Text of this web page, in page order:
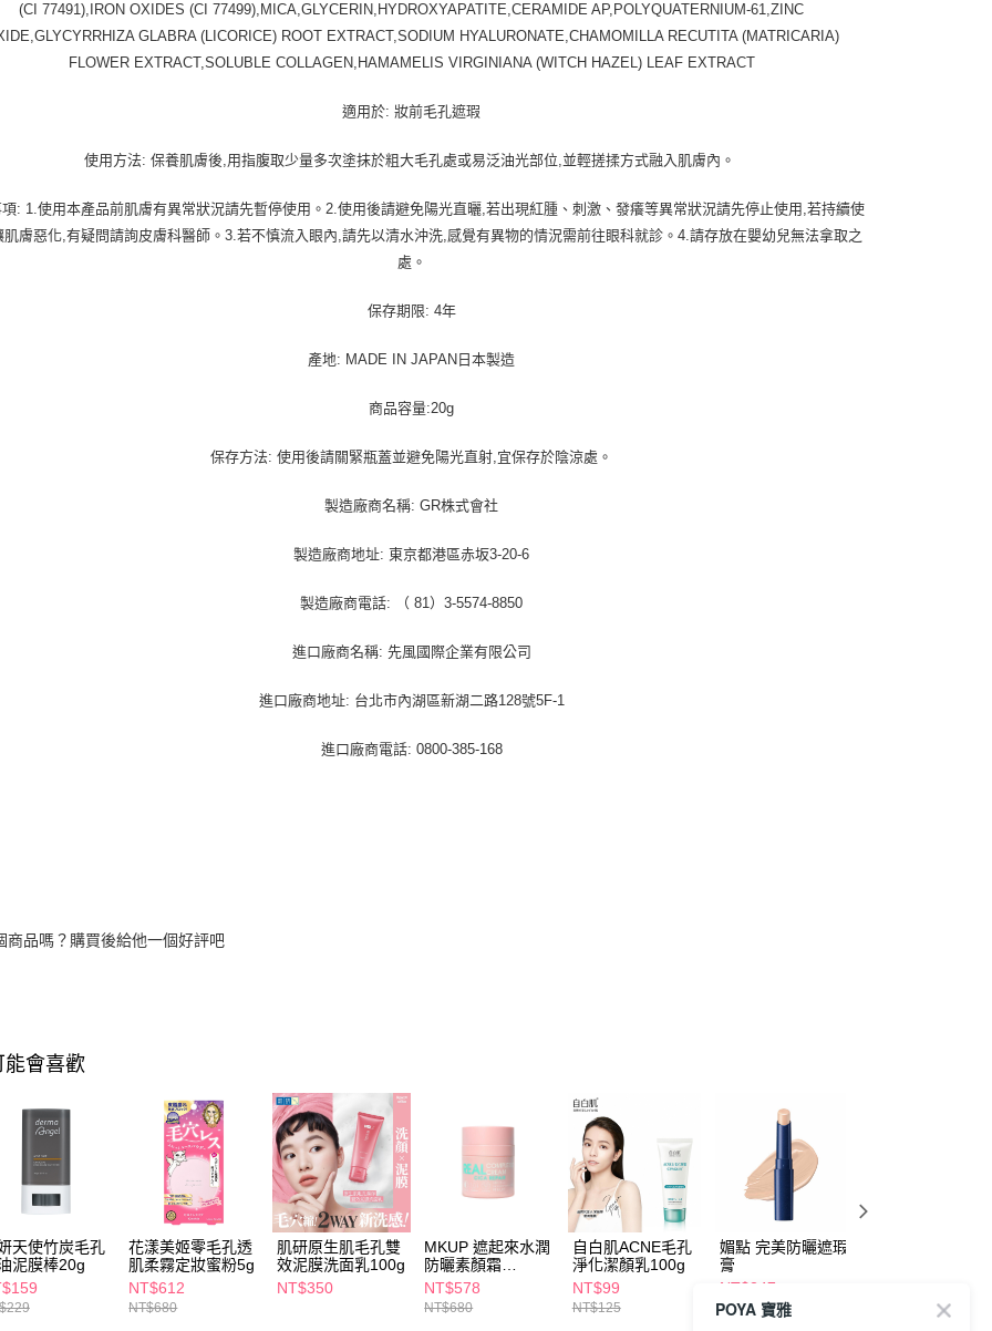
(CI 77491),IRON OXIDES (CI 77499),MICA,GLYCERIN,HYDROXYAPATITE,CERAMIDE AP,POLYQUATERNIUM-61,ZINC
GLABRA (LICORICE) ROOT EXTRACT,SODIUM HYALURONATE,CHAMOMILLA RECUTITA (MATRICARIA)
FLOWER EXTRACT,SOLUBLE COLLAGEN,HAMAMELIS VIRGINIANA (WITCH HAZEL) LEAF EXTRACT
適用於: 妝前毛孔遮瑕
使用方法: 保養肌膚後,用指腹取少量多次塗抹於粗大毛孔處或易泛油光部位,並輕搓揉方式融入肌膚內。
: 1.使用本產品前肌膚有異常狀況請先暫停使用。2.使用後請避免陽光直曬,若出現紅腫、刺激、發癢等異常狀況請先停止使用,若持續使
肌膚惡化,有疑問請詢皮膚科醫師。3.若不慎流入眼內,請先以清水沖洗,感覺有異物的情況需前往眼科就診。4.請存放在嬰幼兒無法拿取之
處。
保存期限: 4年
產地: MADE IN JAPAN日本製造
商品容量:20g
保存方法: 使用後請關緊瓶蓋並避免陽光直射,宜保存於陰涼處。
製造廠商名稱: GR株式會社
製造廠商地址: 東京都港區赤坂3-20-6
製造廠商電話: （ 81）3-5574-8850
進口廠商名稱: 先風國際企業有限公司
進口廠商地址: 台北市內湖區新湖二路128號5F-1
進口廠商電話: 0800-385-168
商品嗎？購買後給他一個好評吧
能會喜歡
天使竹炭毛孔
泥膜棒20g
花漾美姬零毛孔透
肌柔霧定妝蜜粉5g
NT$612
NT$680
肌研原生肌毛孔雙
效泥膜洗面乳100g
NT$350
MKUP 遮起來水潤
防曬素顏霜
SPF23★★★30G
NT$578
NT$680
自白肌ACNE毛孔
淨化潔顏乳100g
NT$99
NT$125
媚點 完美防曬遮瑕
膏
NT$247
NT$290
POYA 寶雅